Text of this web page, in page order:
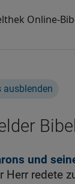
Online-
ausblenden
und
Herr redete